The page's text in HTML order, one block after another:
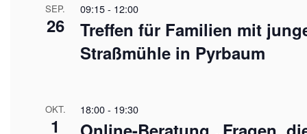
SEP.
26
09:15- 12:00
Treffen für Familien mit
Straßmühle in Pyrbaum
OKT.
1
18:00- 19:30